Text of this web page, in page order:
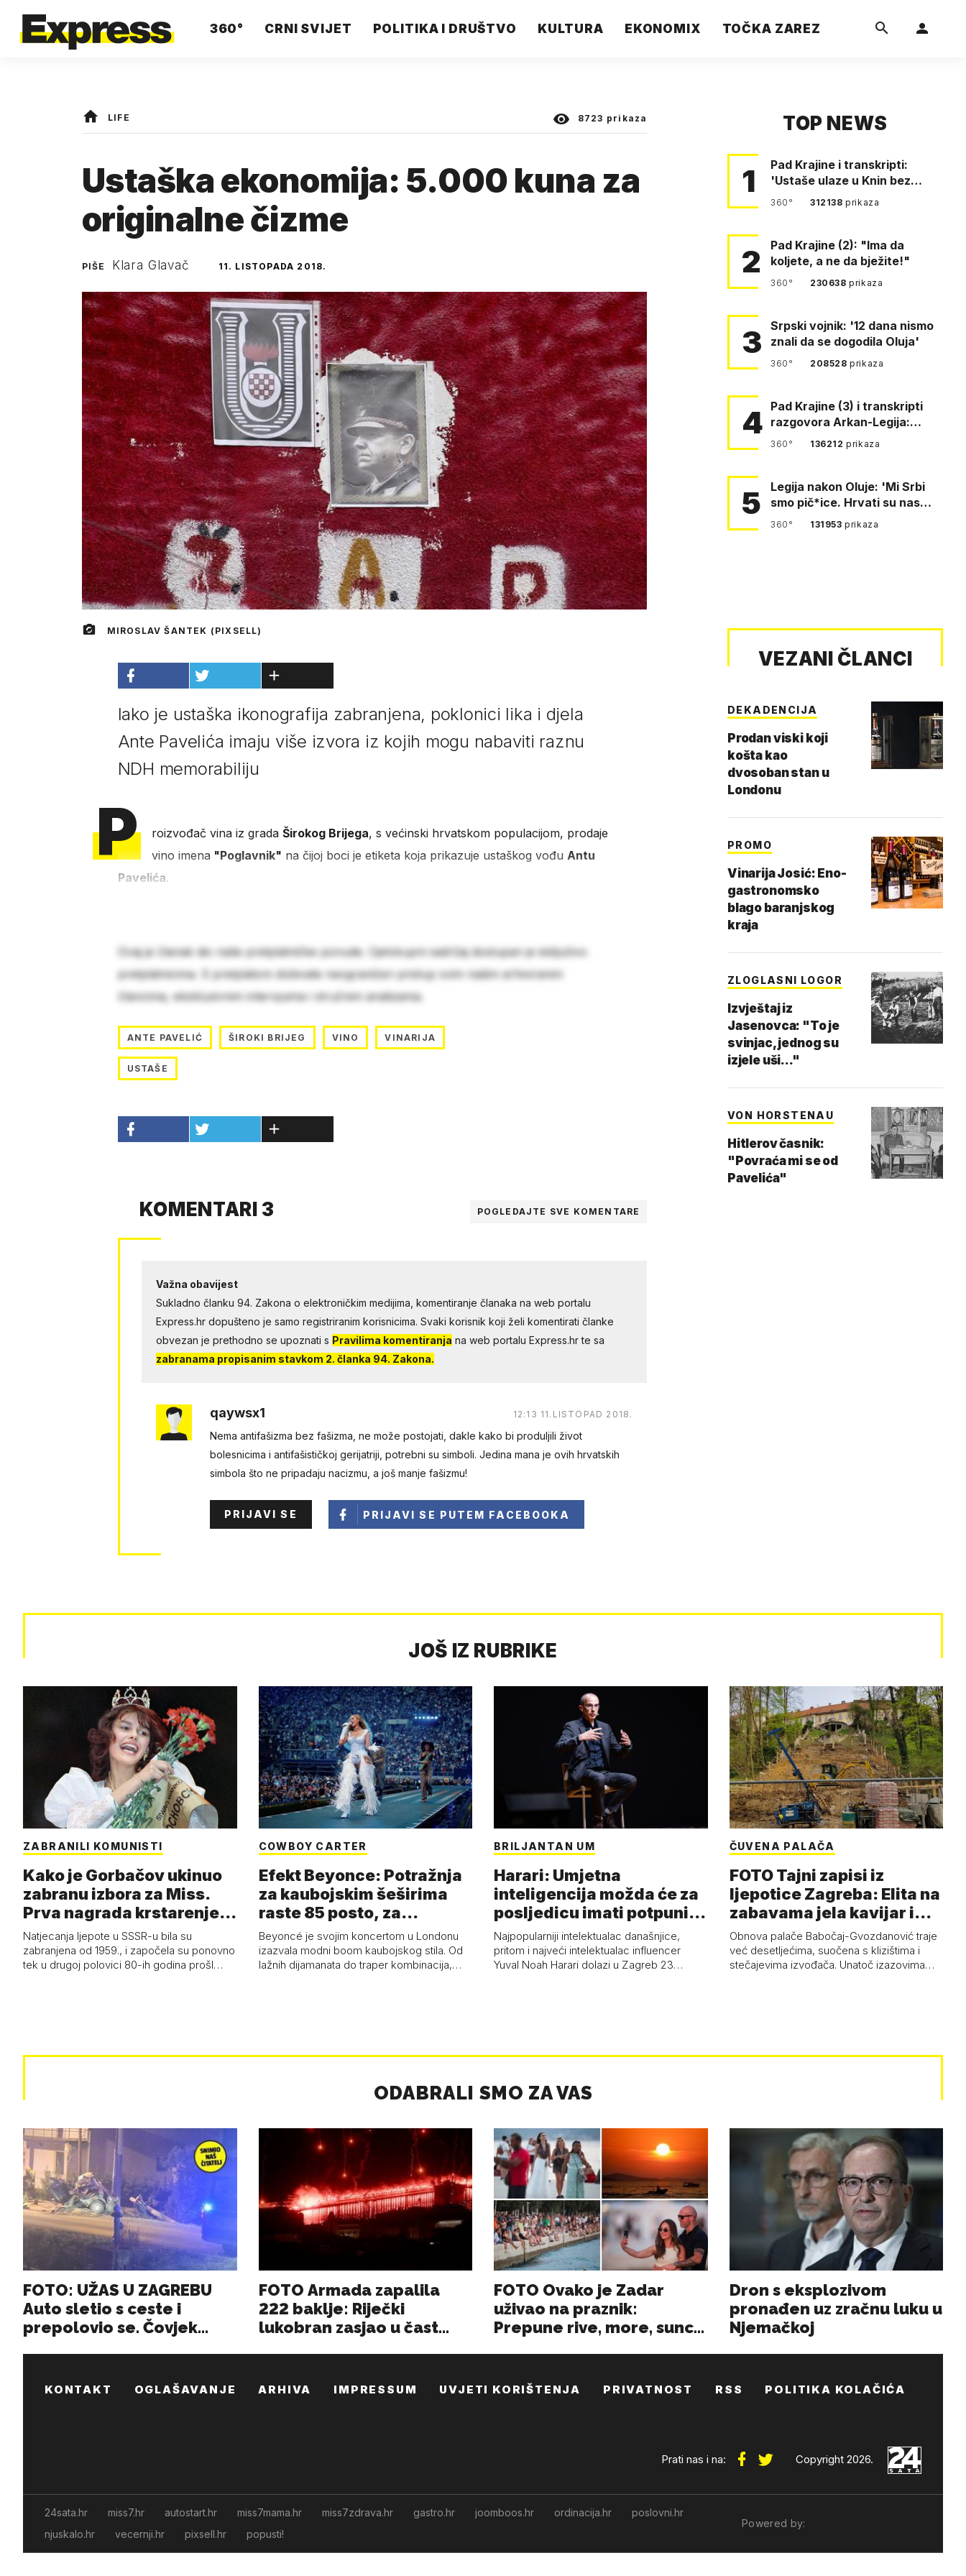
360° CRNI SVIJET POLITIKA I DRUŠTVO KULTURA EKONOMIX TOČKA ZAREZ
LIFE 8723 prikaza
Ustaška ekonomija: 5.000 kuna za
originalne čizme
PIŠE Klara Glavač 11. LISTOPADA 2018.
MIROSLAV ŠANTEK (PIXSELL)
Iako je ustaška ikonografija zabranjena, poklonici lika i djela
Ante Pavelića imaju više izvora iz kojih mogu nabaviti raznu
NDH memorabiliju
P roizvođač vina iz grada Širokog Brijega, s većinski hrvatskom populacijom, prodaje
vino imena "Poglavnik" na čijoj boci je etiketa koja prikazuje ustaškog vođu Antu
Pavelića.
Ovaj je članak dio naše pretplatničke ponude. Cjelokupni sadržaj dostupan je isključivo
pretplatnicima. S pretplatom dobivate neograničen pristup svim našim arhiviranim
člancima, ekskluzivnim intervjuima i stručnim analizama.
ANTE PAVELIĆ ŠIROKI BRIJEG VINO VINARIJA
USTAŠE
KOMENTARI 3 POGLEDAJTE SVE KOMENTARE
Važna obavijest
Sukladno članku 94. Zakona o elektroničkim medijima, komentiranje članaka na web portalu
Express.hr dopušteno je samo registriranim korisnicima. Svaki korisnik koji želi komentirati članke
obvezan je prethodno se upoznati s Pravilima komentiranja na web portalu Express.hr te sa
zabranama propisanim stavkom 2. članka 94. Zakona.
qaywsx1 12:13 11.LISTOPAD 2018.
Nema antifašizma bez fašizma, ne može postojati, dakle kako bi produljili život
bolesnicima i antifašističkoj gerijatriji, potrebni su simboli. Jedina mana je ovih hrvatskih
simbola što ne pripadaju nacizmu, a još manje fašizmu!
PRIJAVI SE PRIJAVI SE PUTEM FACEBOOKA
TOP NEWS
1
Pad Krajine i transkripti:
'Ustaše ulaze u Knin bez
borbe. Mile, ovo je bežanij…
360° 312138prikaza
2
Pad Krajine (2): "Ima da
koljete, a ne da bježite!"
360° 230638prikaza
3
Srpski vojnik: '12 dana nismo
znali da se dogodila Oluja'
360° 208528prikaza
4 Pad Krajine (3) i transkripti
razgovora Arkan-Legija:
'Čujem, prelazite ustašam…
360° 136212prikaza
5
Legija nakon Oluje: 'Mi Srbi
smo pič*ice. Hrvati su nas
pomeli!'
360° 131953prikaza
VEZANI ČLANCI
DEKADENCIJA
Prodan viski koji
košta kao
dvosoban stan u
Londonu
PROMO
Vinarija Josić: Eno-
gastronomsko
blago baranjskog
kraja
ZLOGLASNI LOGOR
Izvještaj iz
Jasenovca: "To je
svinjac, jednog su
izjele uši..."
VON HORSTENAU
Hitlerov časnik:
"Povraća mi se od
Pavelića"
JOŠ IZ RUBRIKE
ZABRANILI KOMUNISTI
Kako je Gorbačov ukinuo
zabranu izbora za Miss.
Prva nagrada krstarenje
Jadran…
Natjecanja ljepote u SSSR-u bila su
zabranjena od 1959., i započela su ponovno
tek u drugoj polovici 80-ih godina prošl…
COWBOY CARTER
Efekt Beyonce: Potražnja
za kaubojskim šeširima
raste 85 posto, za
čizmama 53 p…
Beyoncé je svojim koncertom u Londonu
izazvala modni boom kaubojskog stila. Od
lažnih dijamanata do traper kombinacija,…
BRILJANTAN UM
Harari: Umjetna
inteligencija možda će za
posljedicu imati potpuni
kolaps čovje…
Najpopularniji intelektualac današnjice,
pritom i najveći intelektualac influencer
Yuval Noah Harari dolazi u Zagreb 23…
ČUVENA PALAČA
FOTO Tajni zapisi iz
ljepotice Zagreba: Elita na
zabavama jela kavijar i
pud…
Obnova palače Babočaj-Gvozdanović traje
već desetljećima, suočena s klizištima i
stečajevima izvođača. Unatoč izazovima…
KONTAKT OGLAŠAVANJE ARHIVA IMPRESSUM UVJETI KORIŠTENJA PRIVATNOST RSS POLITIKA KOLAČIĆA
Prati nas i na: Copyright 2026.
24sata.hr miss7.hr autostart.hr miss7mama.hr miss7zdrava.hr gastro.hr joomboos.hr ordinacija.hr
poslovni.hr
njuskalo.hr
vecernji.hr pixsell.hr popusti!
Powered by: